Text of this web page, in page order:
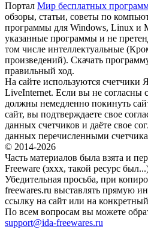
Портал Мир бесплатных
обзоры, статьи, советы по
программы для Windows, Linux и
указанные программы и не
том числе интеллектуальные
произведений). Скачать
правильный ход.
На сайте используются счетчики
LiveInternet. Если вы не согласны
должны немедленно покинуть
сайт, вы подтверждаете свое
данных счетчиков и даёте свое
данных перечисленными
© 2014-2026
Часть материалов была взята и
Freeware (эххх, такой ресурс
Убедительная просьба, при
freewares.ru выставлять прямую
ссылку на сайт или на
По всем вопросам вы можете
support@ida-freewares.ru